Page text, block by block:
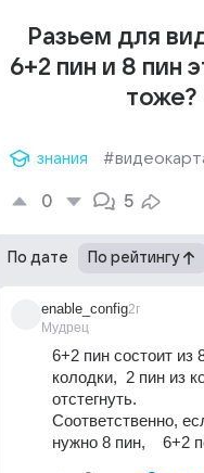
Разьем для
6+2 пин и 8 пин
тоже?
знания
0 5
По дате По рейтингу
enable_config
Мудрец
2г
6+2 пин состоит из
колодки,  2 пин из
отстегнуть.
Соответственно,
нужно 8 пин,    6+2